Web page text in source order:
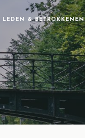
LEDEN & BETROKKENEN